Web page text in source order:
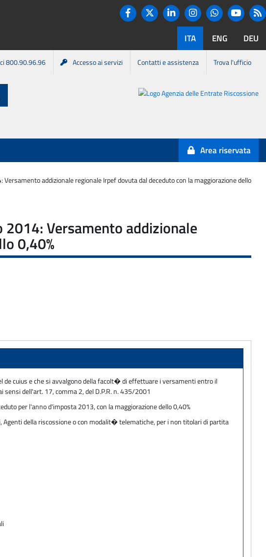
Twitter
LinkedinInstagram
ITA ENG DEU
800.90.96.96 Accesso ai servizi Contatti e assistenza Trova l'ufficio
Agenzia
Entrate-
Riscossione
Area riservata
addizionale regionale Irpef dovuta dal deceduto con la maggiorazione dello
Versamento addizionale
0,40%
de cuius e che si avvalgono della facolt� di effettuare i versamenti entro il
dell'art. 17, comma 2, del D.P.R. n. 435/2001
per l'anno d'imposta 2013, con la maggiorazione dello 0,40%
della riscossione o con modalit� telematiche, per i non titolari di partita